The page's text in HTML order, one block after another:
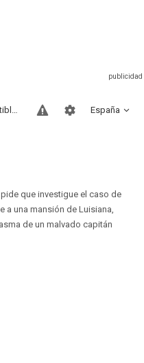
España
Sitios compatibles
que investigue el caso de
a una mansión de Luisiana,
de un malvado capitán